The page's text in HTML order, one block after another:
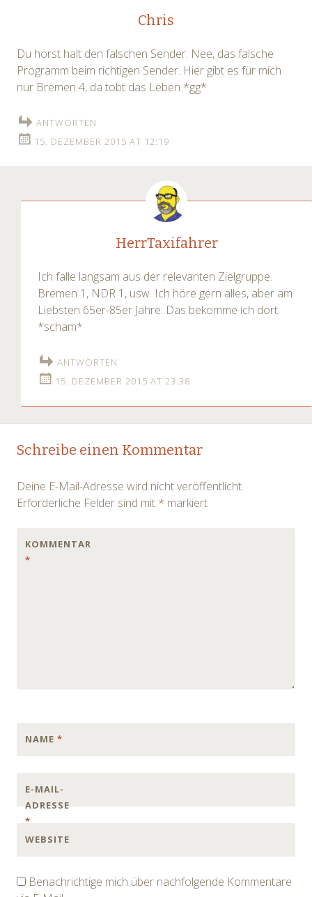
Chris
Du hörst halt den falschen Sender. Nee, das falsche
Programm beim richtigen Sender. Hier gibt es für mich
nur Bremen 4, da tobt das Leben *gg*
ANTWORTEN
15. DEZEMBER 2015 AT 12:19
HerrTaxifahrer
Ich falle langsam aus der relevanten Zielgruppe.
Bremen 1, NDR 1, usw. Ich höre gern alles, aber am
Liebsten 65er-85er Jahre. Das bekomme ich dort.
*schäm*
ANTWORTEN
15. DEZEMBER 2015 AT 23:38
Schreibe einen Kommentar
Deine E-Mail-Adresse wird nicht veröffentlicht.
Erforderliche Felder sind mit * markiert
KOMMENTAR
*
NAME *
E-MAIL-
ADRESSE
*
WEBSITE
Benachrichtige mich über nachfolgende Kommentare